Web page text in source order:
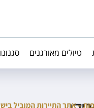
טיולים מאורגנים